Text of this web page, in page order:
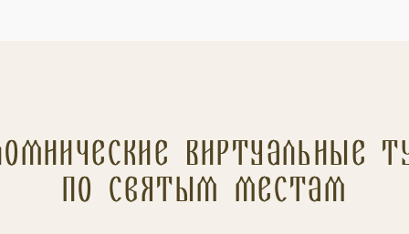
Виртуальные
по святым местам